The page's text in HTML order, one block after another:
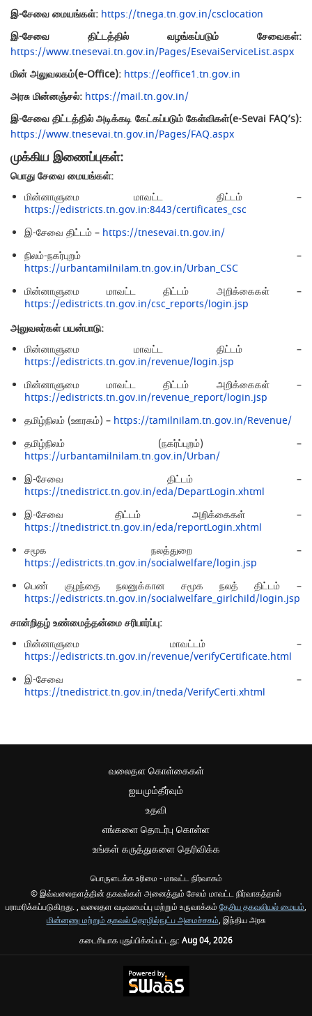
இ-சேவை மையங்கள்: https://tnega.tn.gov.in/csclocation
இ-சேவை திட்டத்தில் வழங்கப்படும் சேவைகள்:
https://www.tnesevai.tn.gov.in/Pages/EsevaiServiceList.aspx
மின் அலுவலகம்(e-Office): https://eoffice1.tn.gov.in
அரசு மின்னஞ்சல்: https://mail.tn.gov.in/
இ-சேவை திட்டத்தில் அடிக்கடி கேட்கப்படும் கேள்விகள்(e-Sevai FAQ’s):
https://www.tnesevai.tn.gov.in/Pages/FAQ.aspx
முக்கிய இணைப்புகள்:
பொது சேவை மையங்கள்:
மின்னாளுமை மாவட்ட திட்டம் –
https://edistricts.tn.gov.in:8443/certificates_csc
இ-சேவை திட்டம் – https://tnesevai.tn.gov.in/
நிலம்-நகர்புறம் –
https://urbantamilnilam.tn.gov.in/Urban_CSC
மின்னாளுமை மாவட்ட திட்டம் அறிக்கைகள் –
https://edistricts.tn.gov.in/csc_reports/login.jsp
அலுவலர்கள் பயன்பாடு:
மின்னாளுமை மாவட்ட திட்டம் –
https://edistricts.tn.gov.in/revenue/login.jsp
மின்னாளுமை மாவட்ட திட்டம் அறிக்கைகள் –
https://edistricts.tn.gov.in/revenue_report/login.jsp
தமிழ்நிலம் (ஊரகம்) – https://tamilnilam.tn.gov.in/Revenue/
தமிழ்நிலம் (நகர்ப்புறம்) –
https://urbantamilnilam.tn.gov.in/Urban/
இ-சேவை திட்டம் –
https://tnedistrict.tn.gov.in/eda/DepartLogin.xhtml
இ-சேவை திட்டம் அறிக்கைகள் –
https://tnedistrict.tn.gov.in/eda/reportLogin.xhtml
சமூக நலத்துறை –
https://edistricts.tn.gov.in/socialwelfare/login.jsp
பெண் குழந்தை நலனுக்கான சமூக நலத் திட்டம் –
https://edistricts.tn.gov.in/socialwelfare_girlchild/login.jsp
சான்றிதழ் உண்மைத்தன்மை சரிபார்ப்பு:
மின்னாளுமை மாவட்டம் –
https://edistricts.tn.gov.in/revenue/verifyCertificate.html
இ-சேவை –
https://tnedistrict.tn.gov.in/tneda/VerifyCerti.xhtml
வலைதள கொள்கைகள்
ஐயமும்தீர்வும்
உதவி
எங்களை தொடர்பு கொள்ள
உங்கள் கருத்துகளை தெரிவிக்க
பொருளடக்க உரிமை - மாவட்ட நிர்வாகம்
© இவ்வலைதளத்தின் தகவல்கள் அனைத்தும் சேலம் மாவட்ட நிர்வாகத்தால்
பராமரிக்கப்படுகிறது. , வலைதள வடிவமைப்பு மற்றும் உருவாக்கம் தேசிய தகவலியல் மையம்,
மின்னணு மற்றும் தகவல் தொழில்நுட்ப அமைச்சகம், இந்திய அரசு
கடைசியாக புதுப்பிக்கப்பட்டது: Aug 04, 2026